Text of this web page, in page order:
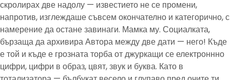
скролирах две надолу — известието не се промени,
напротив, изглеждаше съвсем окончателно и категорично, с
намерение да остане завинаги. Мамка му. Социалката,
бързаща да архивира Автора между две дати — него! Къде
е той и къде е грозната торба от джуркащи се електроннно
цифри, цифри в образ, цвят, звук и буква. Като в